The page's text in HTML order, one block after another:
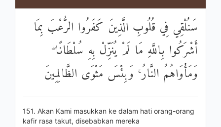
سَنُلْقِي فِي قُلُوبِ الَّذِينَ كَفَرُوا الرُّعْبَ بِمَا
أَشْرَكُوا بِاللَّهِ مَا لَمْ يُنَزِّلْ بِهِ سُلْطَانًا ۖ
وَمَأْوَاهُمُ النَّارُ ۚ وَبِئْسَ مَثْوَى الظَّالِمِينَ
151. Akan Kami masukkan ke dalam hati orang-orang
kafir rasa takut, disebabkan mereka